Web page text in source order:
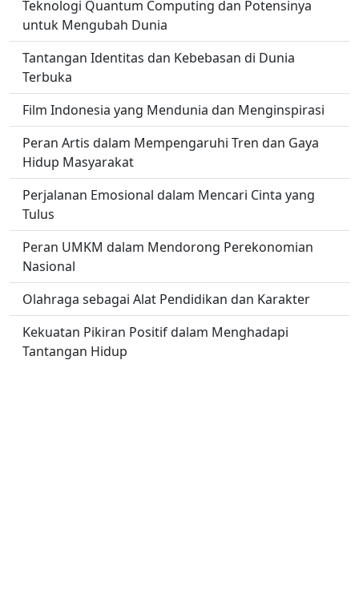
Teknologi Quantum Computing dan Potensinya
untuk Mengubah Dunia
Tantangan Identitas dan Kebebasan di Dunia
Terbuka
Film Indonesia yang Mendunia dan Menginspirasi
Peran Artis dalam Mempengaruhi Tren dan Gaya
Hidup Masyarakat
Perjalanan Emosional dalam Mencari Cinta yang
Tulus
Peran UMKM dalam Mendorong Perekonomian
Nasional
Olahraga sebagai Alat Pendidikan dan Karakter
Kekuatan Pikiran Positif dalam Menghadapi
Tantangan Hidup